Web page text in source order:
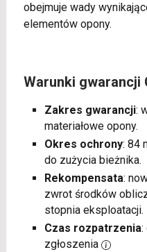
obejmuje wady
elementów opony.
Warunki gwarancji
Zakres gwarancji:
materiałowe opony.
Okres ochrony: 84
do zużycia bieżnika.
Rekompensata:
zwrot środków
stopnia eksploatacji.
Czas rozpatrzenia:
zgłoszenia